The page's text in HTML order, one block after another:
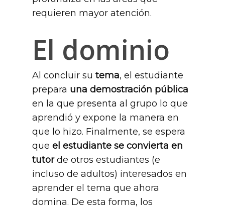
requieren mayor atención.
El dominio
Al concluir su tema, el estudiante
prepara una demostración pública
en la que presenta al grupo lo que
aprendió y expone la manera en
que lo hizo. Finalmente, se espera
que el estudiante se convierta en
tutorde otros estudiantes (e
incluso de adultos) interesados en
aprender el tema que ahora
domina. De esta forma, los